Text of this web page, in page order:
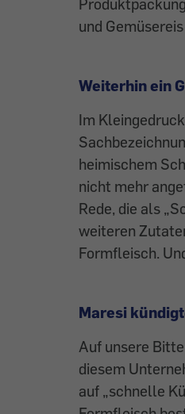
und
Weiterhin ein
Im
heimischem
nicht mehr
Rede, die als
weiteren
Formfleisch.
Maresi
Auf unsere
diesem
auf „schnelle